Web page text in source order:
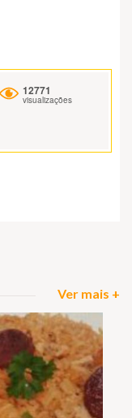
12771
visualizações
Ver mais +